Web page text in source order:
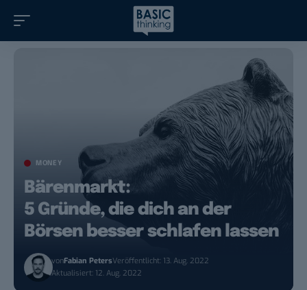
MONEY
Bärenmarkt:
5 Gründe, die dich an der
Börsen besser schlafen lassen
vonFabian PetersVeröffentlicht: 13. Aug. 2022
Aktualisiert: 12. Aug. 2022